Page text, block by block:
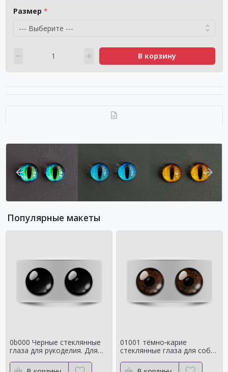
Размер
В корзину
Популярные макеты
0b000 Черные стеклянные
глаза для рукоделия. Для
01001 тёмно‑карие
стеклянные глаза для собак
цвет